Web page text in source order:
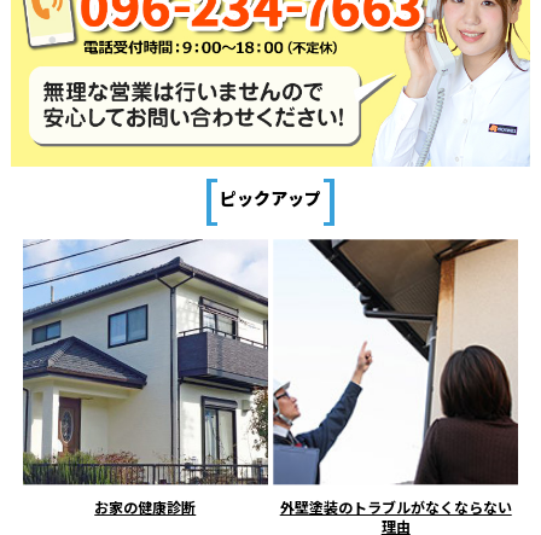
[ピックアップ]
お家の健康診断
外壁塗装のトラブルがなくならない
理由